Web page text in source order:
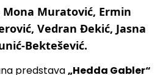
Muratović, Ermin
Vedran Đekić, Jasna
Bektešević.
predstava„Hedda Gabler“